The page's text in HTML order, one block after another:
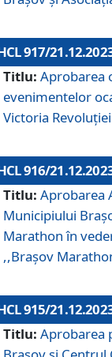
917/
Titlu: Aprobarea
evenimentelor
Victoria
916/
Titlu: Aprobarea
Municipiului
Marathon în
,,Brașov
915/
Titlu: Aprobarea